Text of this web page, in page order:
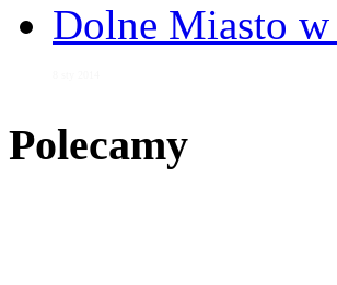
Dolne Miasto
Polecamy